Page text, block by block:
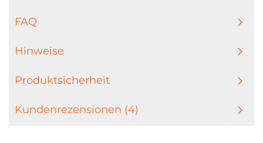
FAQ
Hinweise
Produktsicherheit
Kundenrezensionen (4)